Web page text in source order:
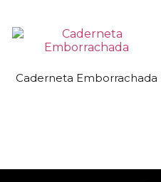
Caderneta Emborrachada